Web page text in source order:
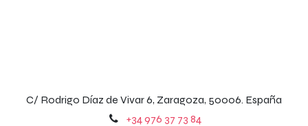
C/ Rodrigo Díaz de Vivar 6, Zaragoza, 50006. España
+34 976 37 73 84